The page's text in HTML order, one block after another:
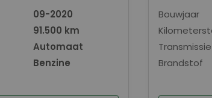
09-2020
91.500 km
Automaat
Benzine
Bouwjaar
Transmissie
Brandstof